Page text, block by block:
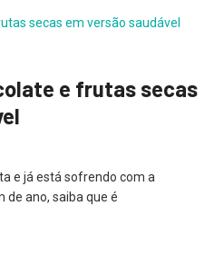
e frutas secas
e já está sofrendo com a
ano, saiba que é